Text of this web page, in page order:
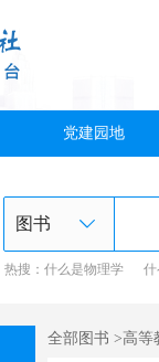
党建园地
热搜： 什么是物理学 什
全部图书 >高等